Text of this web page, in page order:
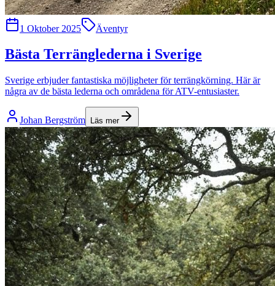
1 Oktober 2025 Äventyr
Bästa Terränglederna i Sverige
Sverige erbjuder fantastiska möjligheter för terrängkörning. Här är
några av de bästa lederna och områdena för ATV-entusiaster.
Johan Bergström Läs mer